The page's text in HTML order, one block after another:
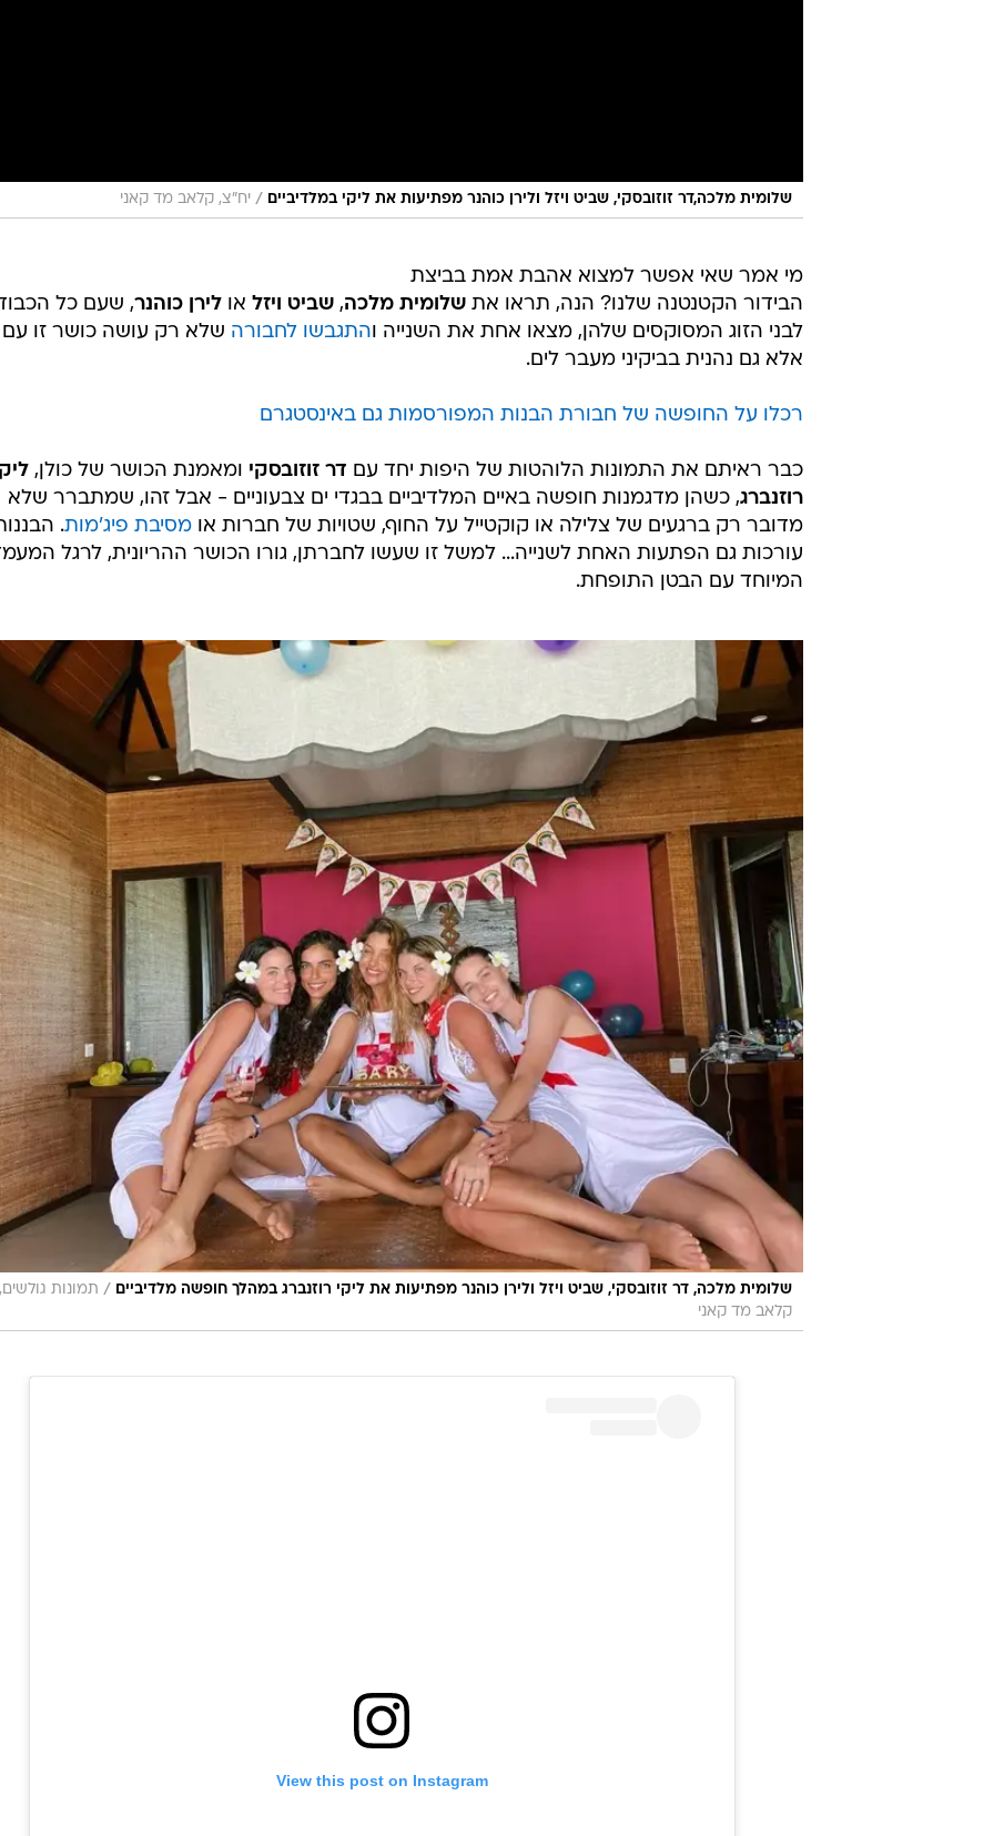
שלומית מלכה,דר זוזובסקי, שביט ויזל ולירן כוהנר מפתיעות את ליקי במלדיביים / יח"צ, קלאב מד קאני
מי אמר שאי אפשר למצוא אהבת אמת בביצת
הבידור הקטנטנה שלנו? הנה, תראו את שלומית מלכה, שביט ויזל או לירן כוהנר, שעם כל
לבני הזוג המסוקסים שלהן, מצאו אחת את השנייה והתגבשו לחבורה שלא רק עושה כושר זו עם
אלא גם נהנית בביקיני מעבר לים.
רכלו על החופשה של חבורת הבנות המפורסמות גם באינסטגרם
כבר ראיתם את התמונות הלוהטות של היפות יחד עם דר זוזובסקי ומאמנת הכושר של כולן,
רוזנברג, כשהן מדגמנות חופשה באיים המלדיביים בבגדי ים צבעוניים - אבל זהו, שמתברר שלא
מדובר רק ברגעים של צלילה או קוקטייל על החוף, שטויות של חברות או מסיבת פיג'מות.
עורכות גם הפתעות האחת לשנייה... למשל זו שעשו לחברתן, גורו הכושר ההריונית, לרגל
המיוחד עם הבטן התופחת.
שלומית מלכה, דר זוזובסקי, שביט ויזל ולירן כוהנר מפתיעות את ליקי רוזנברג במהלך חופשה מלדיביים / תמונות גולשים,
קלאב מד קאני
View this post on Instagram